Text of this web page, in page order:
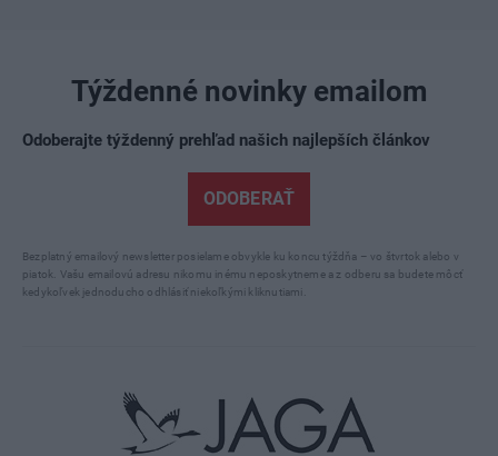
Týždenné novinky emailom
Odoberajte týždenný prehľad našich najlepších článkov
ODOBERAŤ
Bezplatný emailový newsletter posielame obvykle ku koncu týždňa – vo štvrtok alebo v
piatok. Vašu emailovú adresu nikomu inému neposkytneme a z odberu sa budete môcť
kedykoľvek jednoducho odhlásiť niekoľkými kliknutiami.